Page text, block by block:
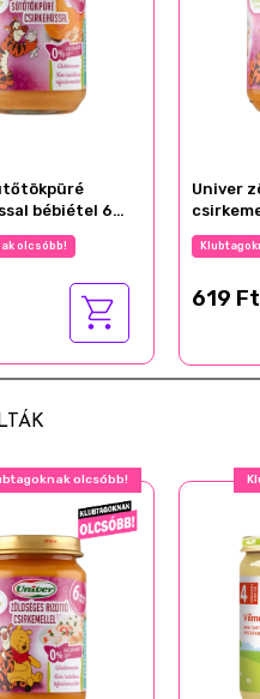
bébiétel 6
163 g
olcsóbb!
Univer
619 Ft
olcsóbb!